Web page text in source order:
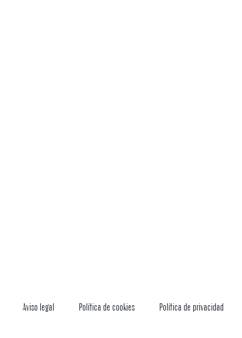
Aviso legal Política de cookies Política de privacidad